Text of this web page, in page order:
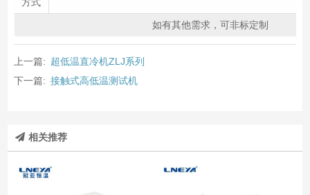
方式
如有其他需求，可非标定制
上一篇: 超低温直冷机ZLJ系列
下一篇: 接触式高低温测试机
相关推荐